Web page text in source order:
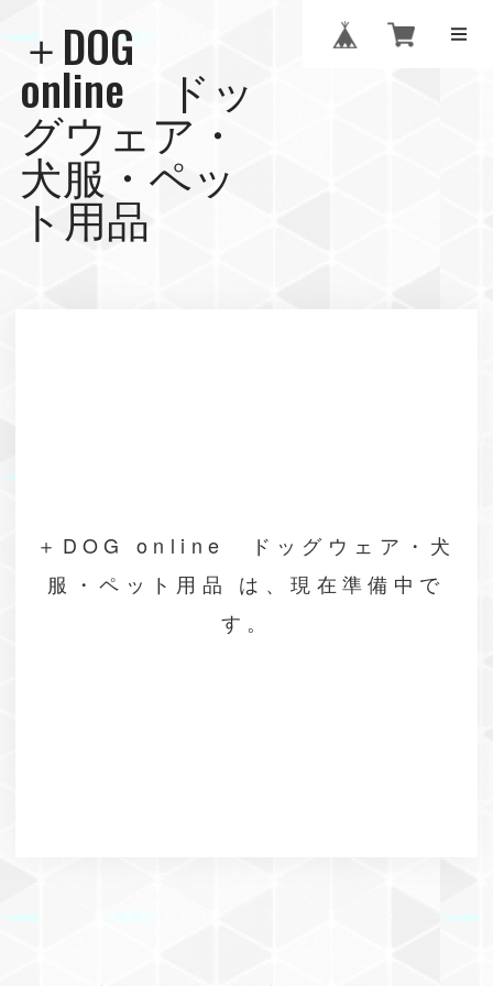
＋DOG
online ドッ
グウェア・
犬服・ペッ
ト用品
＋DOG online ドッグウェア・犬
服・ペット用品 は、現在準備中で
す。